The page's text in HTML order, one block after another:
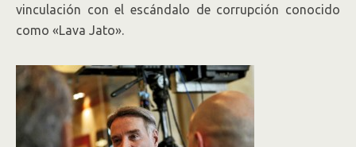
vinculación con el escándalo de corrupción conocido
como «Lava Jato».